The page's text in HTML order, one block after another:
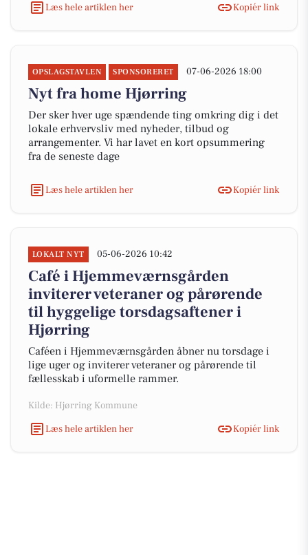
Læs hele artiklen her Kopiér link
OPSLAGSTAVLEN SPONSORERET 07-06-2026 18:00
Nyt fra home Hjørring
Der sker hver uge spændende ting omkring dig i det
lokale erhvervsliv med nyheder, tilbud og
arrangementer. Vi har lavet en kort opsummering
fra de seneste dage
Læs hele artiklen her Kopiér link
LOKALT NYT 05-06-2026 10:42
Café i Hjemmeværnsgården
inviterer veteraner og pårørende
til hyggelige torsdagsaftener i
Hjørring
Caféen i Hjemmeværnsgården åbner nu torsdage i
lige uger og inviterer veteraner og pårørende til
fællesskab i uformelle rammer.
Kilde: Hjørring Kommune
Læs hele artiklen her
Kopiér link